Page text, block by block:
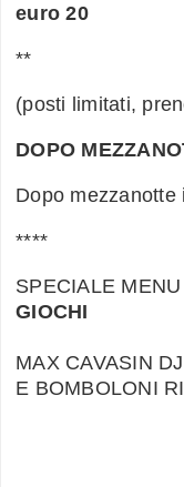
euro 20
**
(posti limitati,
DOPO
Dopo mezzanotte
****
SPECIALE
GIOCHI
MAX CAVASIN
E BOMBOLONI